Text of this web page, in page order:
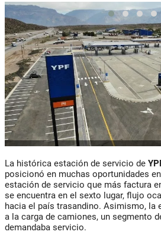
La histórica estación de servicio de
posicionó en muchas oportunidades
estación de servicio que más factura
se encuentra en el sexto lugar, flujo
hacia el país trasandino. Asimismo, la
a la carga de camiones, un segmento
demandaba servicio.